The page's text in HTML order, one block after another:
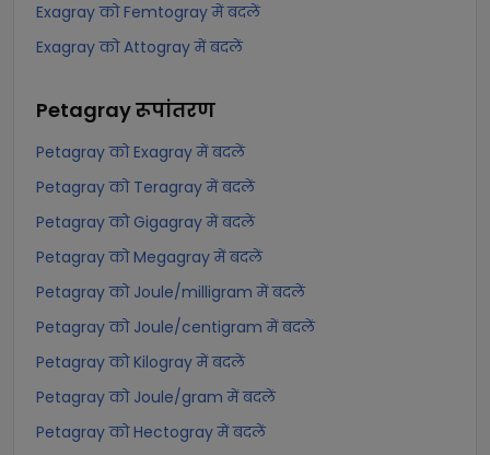
Exagray को Femtogray में बदलें
Exagray को Attogray में बदलें
Petagrayरूपांतरण
Petagray को Exagray में बदलें
Petagray को Teragray में बदलें
Petagray को Gigagray में बदलें
Petagray को Megagray में बदलें
Petagray को Joule/milligram में बदलें
Petagray को Joule/centigram में बदलें
Petagray को Kilogray में बदलें
Petagray को Joule/gram में बदलें
Petagray को Hectogray में बदलें